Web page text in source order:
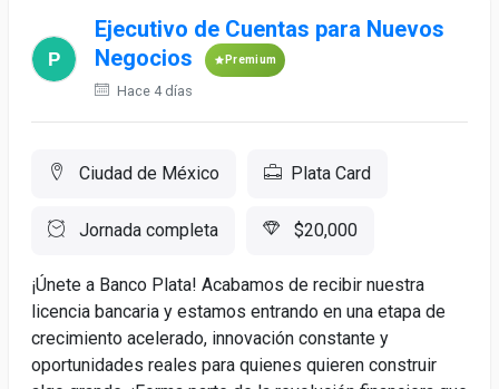
Ejecutivo de Cuentas para Nuevos
Negocios
Premium
Hace 4 días
Ciudad de México Plata Card
Jornada completa $20,000
¡Únete a Banco Plata! Acabamos de recibir nuestra
licencia bancaria y estamos entrando en una etapa de
crecimiento acelerado, innovación constante y
oportunidades reales para quienes quieren construir